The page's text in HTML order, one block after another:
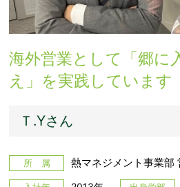
海外営業として「郷に
え」を実践しています
Ｔ.Yさん
所 属 熱マネジメント事業部